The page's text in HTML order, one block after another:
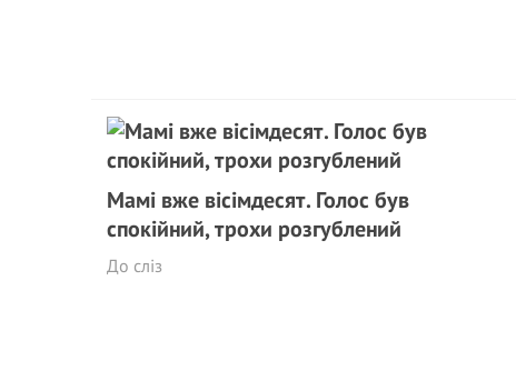
Мамі вже вісімдесят. Голос був
спокійний, трохи розгублений
До сліз